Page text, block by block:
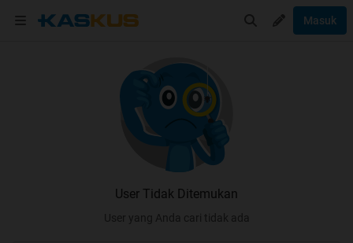
Masuk
User Tidak Ditemukan
User yang Anda cari tidak ada